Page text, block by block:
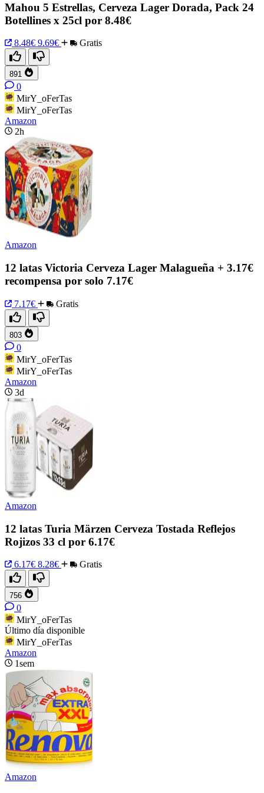
Mahou 5 Estrellas, Cerveza Lager Dorada, Pack 24
Botellines x 25cl por 8.48€
8.48€ 9.69€ Gratis
891
0
MirY_oFerTas
MirY_oFerTas
Amazon
2h
Amazon
12 latas Victoria Cerveza Lager Malagueña + 3.17€
recompensa por solo 7.17€
7.17€ Gratis
803
0
MirY_oFerTas
MirY_oFerTas
Amazon
3d
Amazon
12 latas Turia Märzen Cerveza Tostada Reflejos
Rojizos 33 cl por 6.17€
6.17€ 8.28€ Gratis
756
0
MirY_oFerTas
Último día disponible
MirY_oFerTas
Amazon
1sem
Amazon